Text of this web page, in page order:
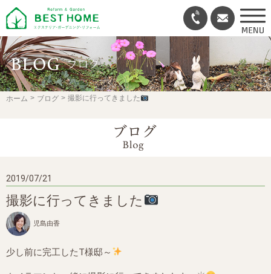
ホーム ブログ 撮影に行ってきました
2019/07/21
撮影に行ってきました
児島由香
少し前に完工したT様邸～